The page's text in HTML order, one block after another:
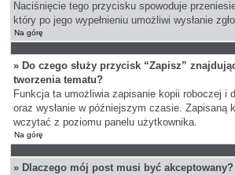
Naciśnięcie tego przycisku spowoduje
który po jego wypełnieniu umożliwi wysłanie
Na górę
» Do czego służy przycisk “Zapisz”
tworzenia tematu?
Funkcja ta umożliwia zapisanie kopii roboczej i
oraz wysłanie w późniejszym czasie. Zapisaną
wczytać z poziomu panelu użytkownika.
Na górę
» Dlaczego mój post musi być akceptowany?